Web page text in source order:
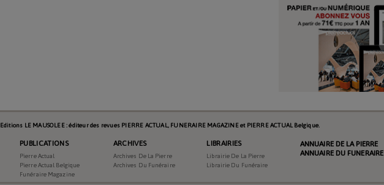
Editions LE MAUSOLEE : éditeur des revues PIERRE ACTUAL, FUNERAIRE MAGAZINE et PIERRE ACTUAL Belgique.
PUBLICATIONS
Pierre Actual
Pierre Actual Belgique
Funéraire Magazine
ARCHIVES
Archives De La Pierre
Archives Du Funéraire
LIBRAIRIES
Librairie De La Pierre
Librairie Du Funéraire
ANNUAIRE DE LA PIERRE
ANNUAIRE DU FUNERAIRE